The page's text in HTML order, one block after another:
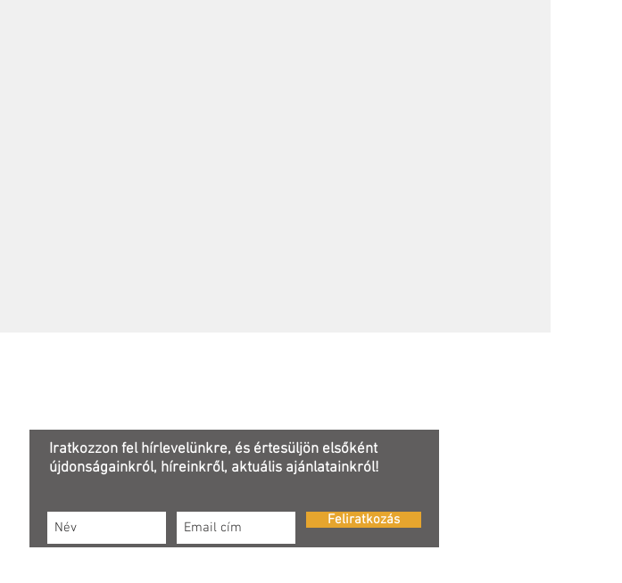
Iratkozzon fel hírlevelünkre, és értesüljön elsőként
újdonságainkról, híreinkről, aktuális ajánlatainkról!
Feliratkozás